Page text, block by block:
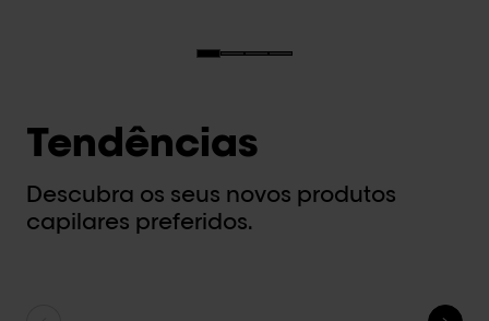
Tendências
Descubra os seus novos produtos
capilares preferidos.